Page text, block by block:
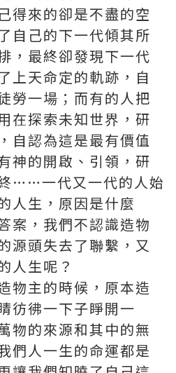
得來的卻是不盡的空
自己的下一代傾其所
，最終卻發現下一代
上天命定的軌跡，自
勞一場；而有的人把
在探索未知世界，研
自認為這是最有價值
神的開啟、引領，研
……一代又一代的人始
人生，原因是什麼
案，我們不認識造物
源頭失去了聯繫，又
人生呢？
物主的時候，原本造
彷彿一下子睜開一
物的來源和其中的無
們人一生的命運都是